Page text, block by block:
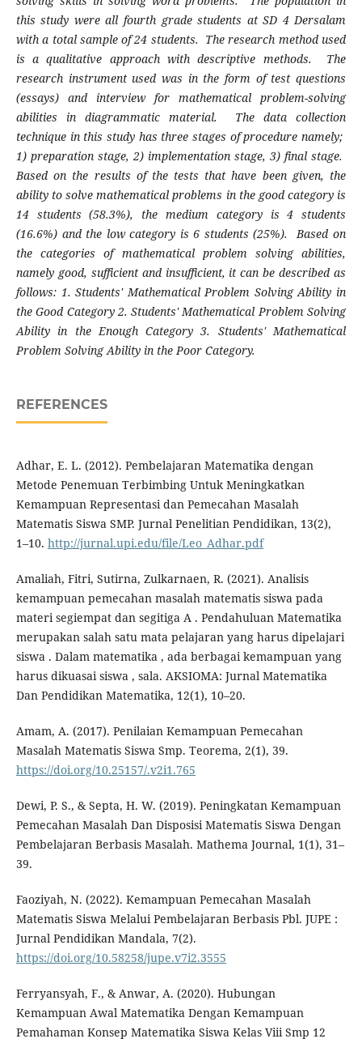
this study were all fourth grade students at SD 4 Dersalam
with a total sample of 24 students. The research method used
is a qualitative approach with descriptive methods. The
research instrument used was in the form of test questions
(essays) and interview for mathematical problem-solving
abilities in diagrammatic material. The data collection
technique in this study has three stages of procedure namely;
1) preparation stage, 2) implementation stage, 3) final stage.
Based on the results of the tests that have been given, the
ability to solve mathematical problems in the good category is
14 students (58.3%), the medium category is 4 students
(16.6%) and the low category is 6 students (25%). Based on
the categories of mathematical problem solving abilities,
namely good, sufficient and insufficient, it can be described as
follows: 1. Students' Mathematical Problem Solving Ability in
the Good Category 2. Students' Mathematical Problem Solving
Ability in the Enough Category 3. Students' Mathematical
Problem Solving Ability in the Poor Category.
REFERENCES
Adhar, E. L. (2012). Pembelajaran Matematika dengan
Metode Penemuan Terbimbing Untuk Meningkatkan
Kemampuan Representasi dan Pemecahan Masalah
Matematis Siswa SMP. Jurnal Penelitian Pendidikan, 13(2),
1–10. http://jurnal.upi.edu/file/Leo_Adhar.pdf
Amaliah, Fitri, Sutirna, Zulkarnaen, R. (2021). Analisis
kemampuan pemecahan masalah matematis siswa pada
materi segiempat dan segitiga A . Pendahuluan Matematika
merupakan salah satu mata pelajaran yang harus dipelajari
siswa . Dalam matematika , ada berbagai kemampuan yang
harus dikuasai siswa , sala. AKSIOMA: Jurnal Matematika
Dan Pendidikan Matematika, 12(1), 10–20.
Amam, A. (2017). Penilaian Kemampuan Pemecahan
Masalah Matematis Siswa Smp. Teorema, 2(1), 39.
https://doi.org/10.25157/.v2i1.765
Dewi, P. S., & Septa, H. W. (2019). Peningkatan Kemampuan
Pemecahan Masalah Dan Disposisi Matematis Siswa Dengan
Pembelajaran Berbasis Masalah. Mathema Journal, 1(1), 31–
39.
Faoziyah, N. (2022). Kemampuan Pemecahan Masalah
Matematis Siswa Melalui Pembelajaran Berbasis Pbl. JUPE :
Jurnal Pendidikan Mandala, 7(2).
https://doi.org/10.58258/jupe.v7i2.3555
Ferryansyah, F., & Anwar, A. (2020). Hubungan
Kemampuan Awal Matematika Dengan Kemampuan
Pemahaman Konsep Matematika Siswa Kelas Viii Smp 12